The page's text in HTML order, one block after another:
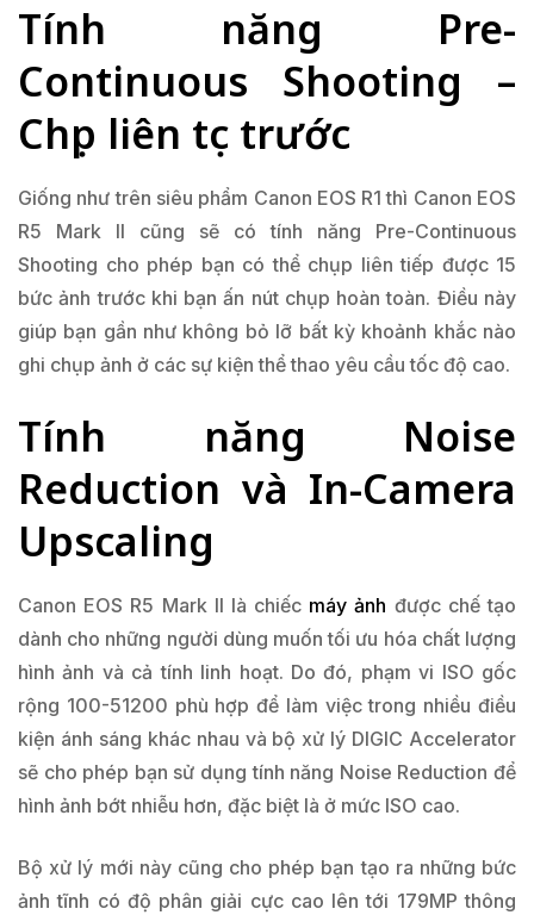
Tính năng Pre-
Continuous Shooting –
Chụp liên tục trước
Giống như trên siêu phẩm Canon EOS R1 thì Canon EOS
R5 Mark II cũng sẽ có tính năng Pre-Continuous
Shooting cho phép bạn có thể chụp liên tiếp được 15
bức ảnh trước khi bạn ấn nút chụp hoàn toàn. Điều này
giúp bạn gần như không bỏ lỡ bất kỳ khoảnh khắc nào
ghi chụp ảnh ở các sự kiện thể thao yêu cầu tốc độ cao.
Tính năng Noise
Reduction và In-Camera
Upscaling
Canon EOS R5 Mark II là chiếc máy ảnh được chế tạo
dành cho những người dùng muốn tối ưu hóa chất lượng
hình ảnh và cả tính linh hoạt. Do đó, phạm vi ISO gốc
rộng 100-51200 phù hợp để làm việc trong nhiều điều
kiện ánh sáng khác nhau và bộ xử lý DIGIC Accelerator
sẽ cho phép bạn sử dụng tính năng Noise Reduction để
hình ảnh bớt nhiễu hơn, đặc biệt là ở mức ISO cao.
Bộ xử lý mới này cũng cho phép bạn tạo ra những bức
ảnh tĩnh có độ phân giải cực cao lên tới 179MP thông